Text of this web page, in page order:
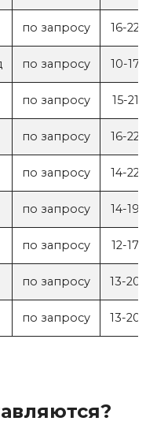
по запросу 16-22
по запросу 10-17
по запросу 15-21
по запросу 16-22
по запросу 14-22
по запросу 14-19
по запросу 12-17
по запросу 13-20
по запросу 13-20